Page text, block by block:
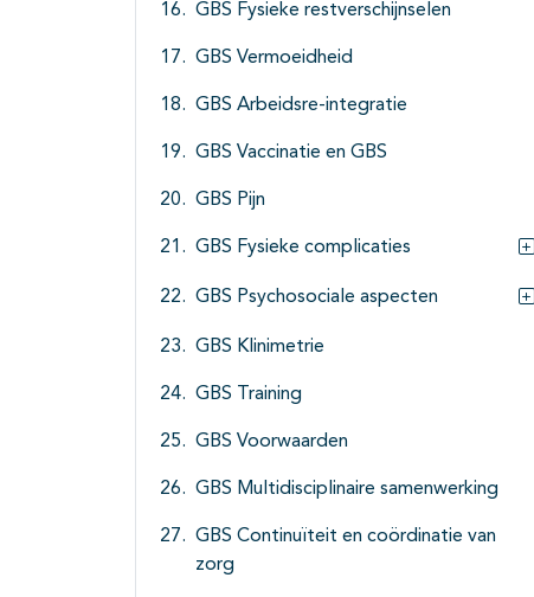
GBS Fysieke restverschijnselen
GBS Vermoeidheid
GBS Arbeidsre-integratie
GBS Vaccinatie en GBS
GBS Pijn
GBS Fysieke complicaties
GBS Psychosociale aspecten
GBS Klinimetrie
GBS Training
GBS Voorwaarden
GBS Multidisciplinaire samenwerking
GBS Continuïteit en coördinatie van
zorg